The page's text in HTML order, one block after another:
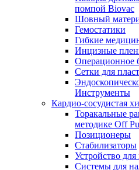
помпой Biovac
Шовный
Гемостатики
Гибкие
Инцизные
Операционное
Сетки для
Инструменты
Кардио-сосудистая
Торакальные
методике Off
Позиционеры
Стабилизаторы
Устройство
Системы для